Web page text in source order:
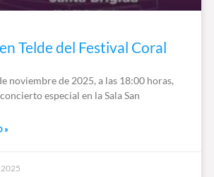
Telde del Festival Coral
noviembre de 2025, a las 18:00 horas,
especial en la Sala San
»